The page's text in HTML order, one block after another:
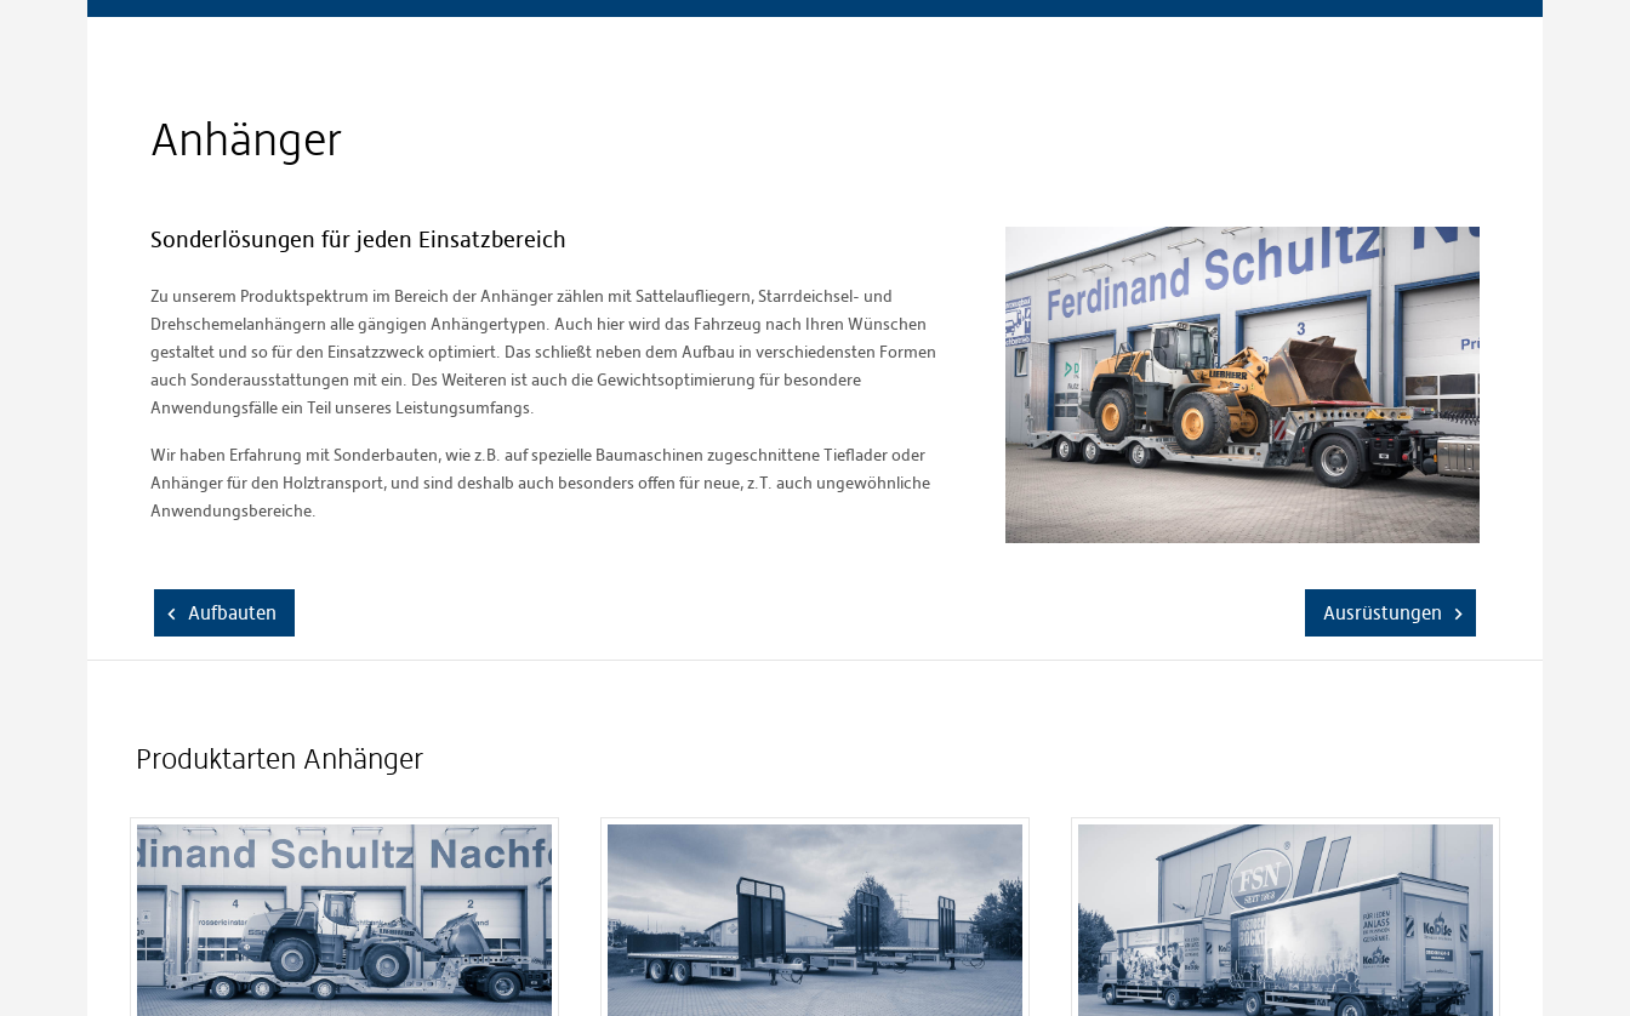
Anhänger
Sonderlösungen für jeden Einsatzbereich
Zu unserem Produktspektrum im Bereich der Anhänger zählen mit Sattelaufliegern, Starrdeichsel- und
Drehschemelanhängern alle gängigen Anhängertypen. Auch hier wird das Fahrzeug nach Ihren Wünschen
gestaltet und so für den Einsatzzweck optimiert. Das schließt neben dem Aufbau in verschiedensten Formen
auch Sonderausstattungen mit ein. Des Weiteren ist auch die Gewichtsoptimierung für besondere
Anwendungsfälle ein Teil unseres Leistungsumfangs.
Wir haben Erfahrung mit Sonderbauten, wie z.B. auf spezielle Baumaschinen zugeschnittene Tieflader oder
Anhänger für den Holztransport, und sind deshalb auch besonders offen für neue, z.T. auch ungewöhnliche
Anwendungsbereiche.
Aufbauten Ausrüstungen
Produktarten Anhänger